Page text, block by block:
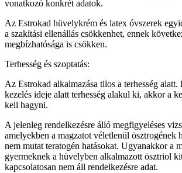
vonatkozó konkrét adatok.
Az Estrokad hüvelykrém és latex óvszerek
a szakítási ellenállás csökkenhet, ennek
megbízhatósága is csökken.
Terhesség és szoptatás:
Az Estrokad alkalmazása tilos a terhesség alatt.
kezelés ideje alatt terhesség alakul ki, akkor a
kell hagyni.
A jelenleg rendelkezésre álló megfigyeléses
amelyekben a magzatot véletlenül ösztrogének
nem mutat teratogén hatásokat. Ugyanakkor a
gyermeknek a hüvelyben alkalmazott ösztriol
kapcsolatosan nem áll rendelkezésre adat.